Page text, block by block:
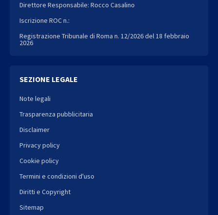
Direttore Responsabile: Rocco Casalino
Iscrizione ROC n.:
Registrazione Tribunale di Roma n. 12/2026 del 18 febbraio
2026
SEZIONE LEGALE
Note legali
Trasparenza pubblicitaria
Disclaimer
Privacy policy
Cookie policy
Termini e condizioni d'uso
Diritti e Copyright
Sitemap